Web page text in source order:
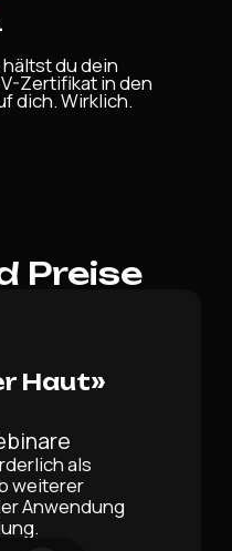
du dein
Zertifikat in den
dich. Wirklich.
Preise
Haut»
als
weiterer
Anwendung